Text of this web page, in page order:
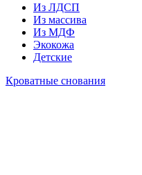
Из ЛДСП
Из массива
Из МДФ
Экокожа
Детские
Кроватные снования